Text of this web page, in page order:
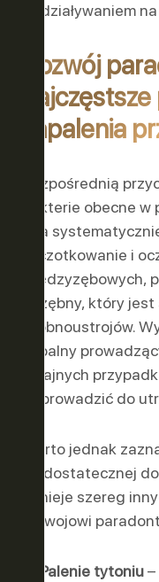
oddziaływaniem
Rozwój
zapalenia
Bezpośrednią
bakterie obecne
ona
szczotkowanie i
międzyzębowych,
nazębny, który
drobnoustrojów.
zapalny
skrajnych
doprowadzić do
Warto jednak
niedostatecznej
istnieje szereg
rozwojowi
Palenie tytoniu